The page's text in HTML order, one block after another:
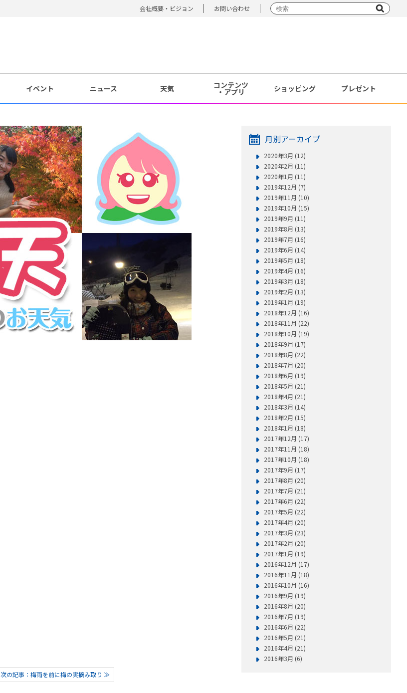
会社概要・ビジョン お問い合わせ
イベント ニュース 天気 コンテンツ
・アプリ ショッピング プレゼント
次の記事：梅雨を前に梅の実摘み取り ≫
月別アーカイブ
2020年3月 (12)
2020年2月 (11)
2020年1月 (11)
2019年12月 (7)
2019年11月 (10)
2019年10月 (15)
2019年9月 (11)
2019年8月 (13)
2019年7月 (16)
2019年6月 (14)
2019年5月 (18)
2019年4月 (16)
2019年3月 (18)
2019年2月 (13)
2019年1月 (19)
2018年12月 (16)
2018年11月 (22)
2018年10月 (19)
2018年9月 (17)
2018年8月 (22)
2018年7月 (20)
2018年6月 (19)
2018年5月 (21)
2018年4月 (21)
2018年3月 (14)
2018年2月 (15)
2018年1月 (18)
2017年12月 (17)
2017年11月 (18)
2017年10月 (18)
2017年9月 (17)
2017年8月 (20)
2017年7月 (21)
2017年6月 (22)
2017年5月 (22)
2017年4月 (20)
2017年3月 (23)
2017年2月 (20)
2017年1月 (19)
2016年12月 (17)
2016年11月 (18)
2016年10月 (16)
2016年9月 (19)
2016年8月 (20)
2016年7月 (19)
2016年6月 (22)
2016年5月 (21)
2016年4月 (21)
2016年3月 (6)